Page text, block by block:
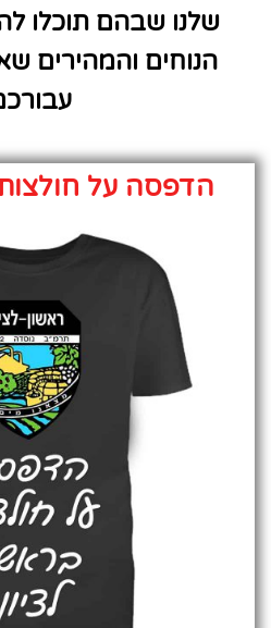
שלנו שבהם תוכלו
הנוחים והמהירים
הדפסה על חולצות